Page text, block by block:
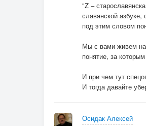
"Z –
славянской
под этим словом
Мы с вами живем на
понятие, за
И при чем тут
И тогда давайте
Осидак Алексей